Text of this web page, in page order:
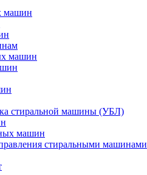
машин
машин
стиральной машины (УБЛ)
машин
стиральными машинами